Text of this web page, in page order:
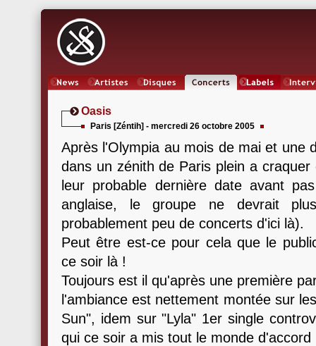
Oasis
Paris [Zéntih] - mercredi 26 octobre 2005
Après l'Olympia au mois de mai et une
dans un zénith de Paris plein a
leur probable dernière date avant
anglaise, le groupe ne devrait
probablement peu de concerts d'ici là).
Peut être est-ce pour cela que le
ce soir là !
Toujours est il qu'après une première
l'ambiance est nettement montée sur
Sun", idem sur "Lyla" 1er single
qui ce soir a mis tout le monde d'accord